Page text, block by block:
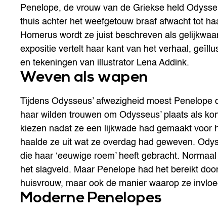
Penelope, de vrouw van de Griekse held
thuis achter het weefgetouw braaf afwacht tot
Homerus wordt ze juist beschreven als
expositie vertelt haar kant van het verhaal,
en tekeningen van illustrator Lena Addink.
Weven als wapen
Tijdens Odysseus’ afwezigheid moest
haar wilden trouwen om Odysseus’ plaats als
kiezen nadat ze een lijkwade had gemaakt
haalde ze uit wat ze overdag had geweven.
die haar ‘eeuwige roem’ heeft gebracht.
het slagveld. Maar Penelope had het bereikt
huisvrouw, maar ook de manier waarop ze
Moderne Penelopes